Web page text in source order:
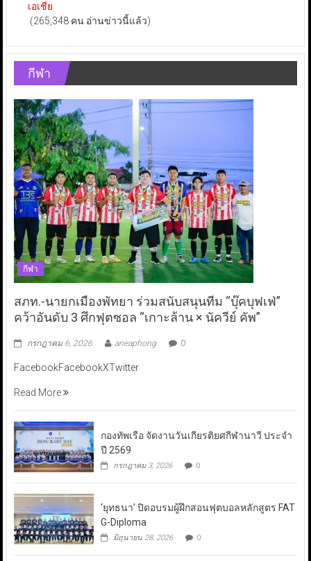
เอเชีย
(265,348 คน อ่านข่าวนี้แล้ว)
กีฬา
กีฬา
สภท.-นายกเมืองพัทยา ร่วมสนับสนุนทีม “บุ๊คบุฟเฟ่”
คว้าอันดับ 3 ศึกฟุตซอล “เกาะล้าน × นัควีย์ คัพ”
กรกฎาคม 6, 2026 aneaphong 0
FacebookFacebookXTwitter
Read More
กองทัพเรือ จัดงานวันเกียรติยศกีฬานาวี ประจำ
ปี 2569
กรกฎาคม 3, 2026 0
‘ยุทธนา’ ปิดอบรมผู้ฝึกสอนฟุตบอลหลักสูตร FAT
G-Diploma
มิถุนายน 28, 2026 0